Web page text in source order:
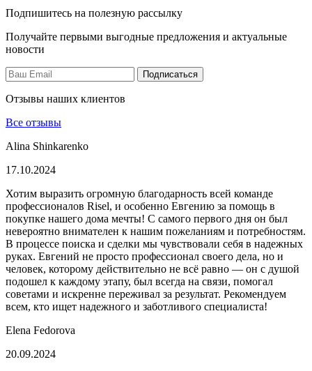
Подпишитесь на полезную рассылку
Получайте первыми выгодные предложения и актуальные
новости
Подписаться
Отзывы наших клиентов
Все отзывы
Alina Shinkarenko
17.10.2024
Хотим выразить огромную благодарность всей команде
профессионалов Risel, и особенно Евгению за помощь в
покупке нашего дома мечты! С самого первого дня он был
невероятно внимателен к нашим пожеланиям и потребностям.
В процессе поиска и сделки мы чувствовали себя в надежных
руках. Евгений не просто профессионал своего дела, но и
человек, которому действительно не всё равно — он с душой
подошел к каждому этапу, был всегда на связи, помогал
советами и искренне переживал за результат. Рекомендуем
всем, кто ищет надежного и заботливого специалиста!
Elena Fedorova
20.09.2024